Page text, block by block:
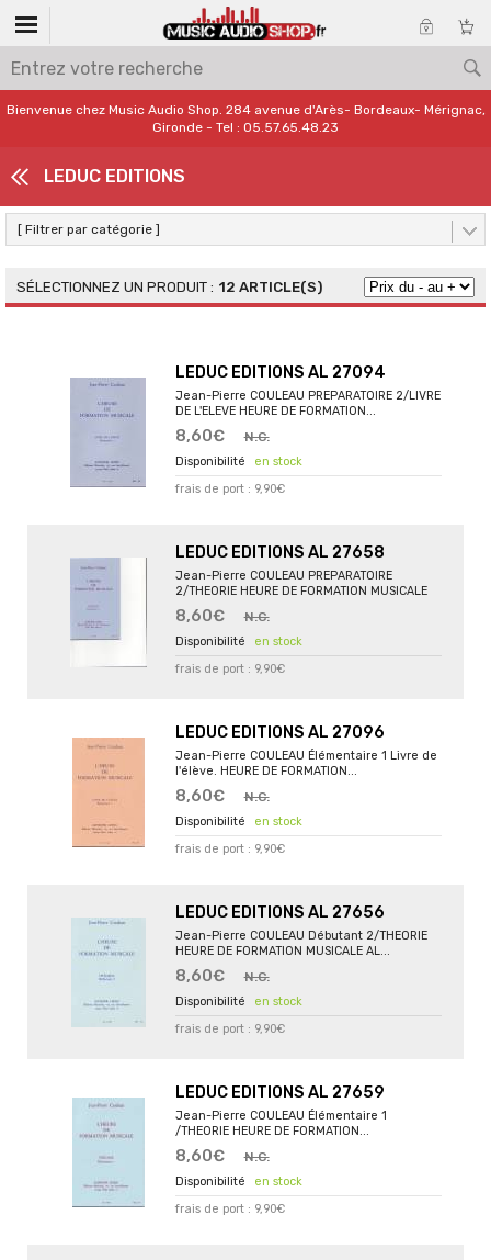
Bienvenue chez Music Audio Shop. 284 avenue d'Arès- Bordeaux- Mérignac,
Gironde - Tel : 05.57.65.48.23
LEDUC EDITIONS
[ Filtrer par catégorie ]
12 ARTICLE(S)
LEDUC EDITIONS AL 27094
Jean-Pierre COULEAU PREPARATOIRE 2/LIVRE
DE L'ELEVE HEURE DE FORMATION...
8,60€ N.C.
en stock
frais de port : 9,90€
LEDUC EDITIONS AL 27658
Jean-Pierre COULEAU PREPARATOIRE
2/THEORIE HEURE DE FORMATION MUSICALE
8,60€ N.C.
en stock
frais de port : 9,90€
LEDUC EDITIONS AL 27096
Jean-Pierre COULEAU Élémentaire 1 Livre de
l'élève. HEURE DE FORMATION...
8,60€ N.C.
en stock
frais de port : 9,90€
LEDUC EDITIONS AL 27656
Jean-Pierre COULEAU Débutant 2/THEORIE
HEURE DE FORMATION MUSICALE AL...
8,60€ N.C.
en stock
frais de port : 9,90€
LEDUC EDITIONS AL 27659
Jean-Pierre COULEAU Élémentaire 1
/THEORIE HEURE DE FORMATION...
8,60€ N.C.
en stock
frais de port : 9,90€